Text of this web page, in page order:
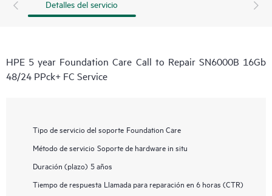
Detalles del servicio
HPE 5 year Foundation Care Call to Repair SN6000B 16Gb
48/24 PPck+ FC Service
Tipo de servicio del soporte Foundation Care
Método de servicio Soporte de hardware in situ
Duración (plazo) 5 años
Tiempo de respuesta Llamada para reparación en 6 horas (CTR)